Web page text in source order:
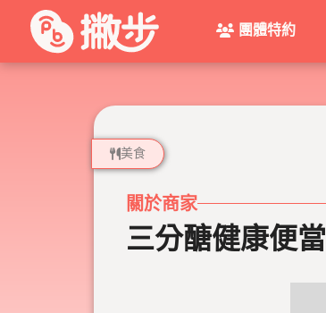
團體特約
美食
關於商家
三分醣健康便當